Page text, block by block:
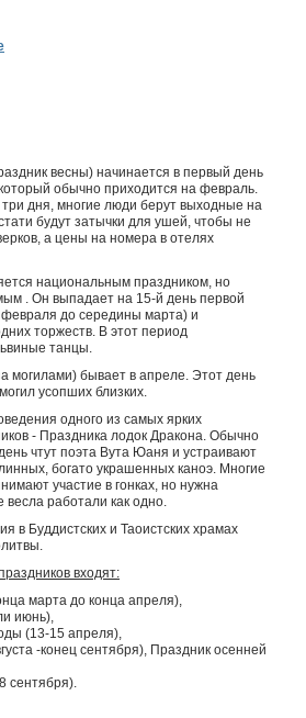
весны) начинается в первый день
обычно приходится на февраль.
дня, многие люди берут выходные на
будут затычки для ушей, чтобы не
а цены на номера в отелях
национальным праздником, но
. Он выпадает на 15-й день первой
до середины марта) и
торжеств. В этот период
танцы.
могилами) бывает в апреле. Этот день
усопших близких.
одного из самых ярких
- Праздника лодок Дракона. Обычно
чтут поэта Вута Юаня и устраивают
богато украшенных каноэ. Многие
участие в гонках, но нужна
весла работали как одно.
в Буддистских и Таоистских храмах
входят:
марта до конца апреля),
июнь),
(13-15 апреля),
-конец сентября), Праздник осенней
сентября).